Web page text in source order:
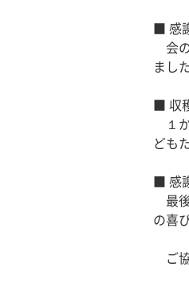
■ 感
会
まし
■ 収
１
ども
■ 感
最
の喜
ご